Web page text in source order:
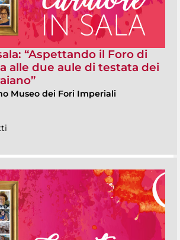
“Aspettando il Foro di
alle due aule di testata dei
Museo dei Fori Imperiali